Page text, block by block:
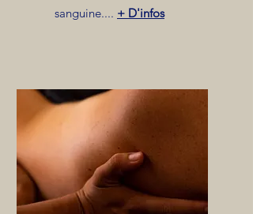
sanguine.... + D'infos